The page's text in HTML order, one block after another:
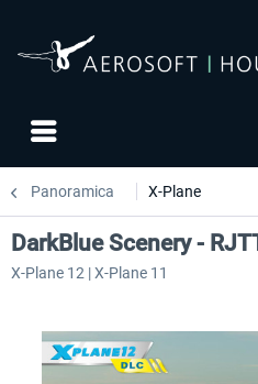
Panoramica X-Plane
DarkBlue Scenery -
X-Plane 12 | X-Plane 11